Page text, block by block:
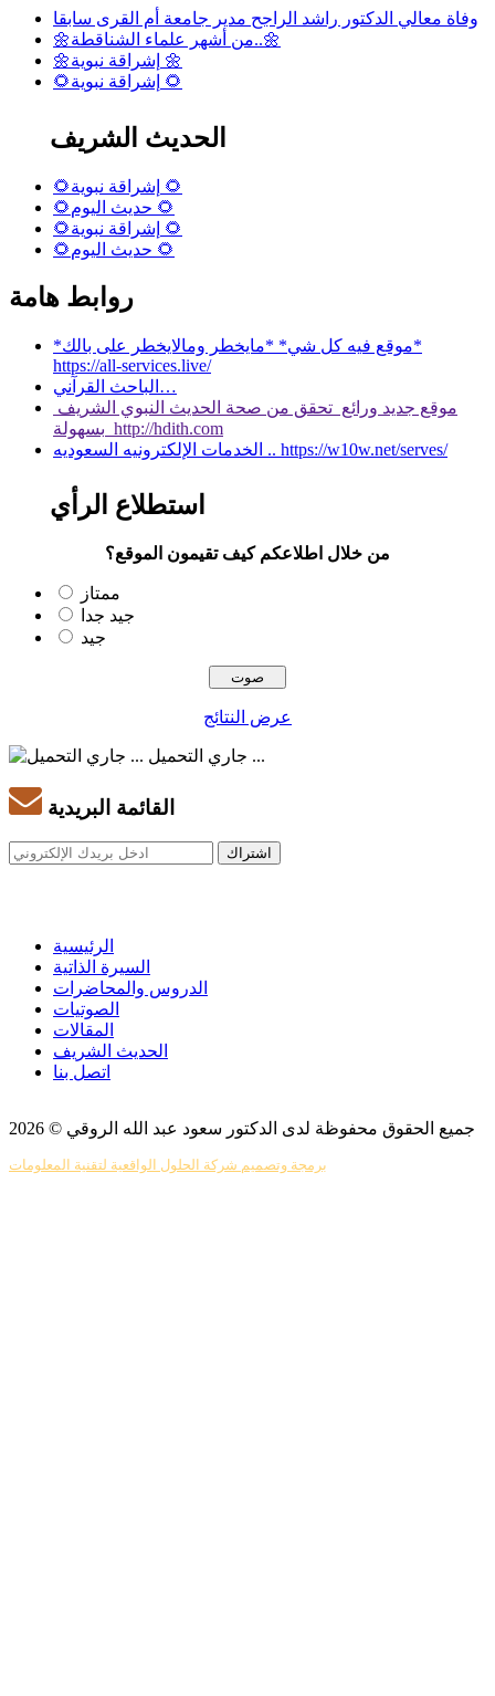
وفاة معالي الدكتور راشد الراجح مدير جامعة أم القرى سابقا
🌼من أشهر علماء الشناقطة..🌼
🌼إشراقة نبوية 🌼
🌻إشراقة نبوية 🌻
الحديث الشريف
🌻إشراقة نبوية 🌻
🌻حديث اليوم 🌻
🌻إشراقة نبوية 🌻
🌻حديث اليوم 🌻
روابط هامة
*موقع فيه كل شي* *مايخطر ومالايخطر على بالك*
https://all-services.live/
الباحث القرآني…
موقع جديد ورائع تحقق من صحة الحديث النبوي الشريف
بسهولة http://hdith.com
الخدمات الإلكترونيه السعوديه .. https://w10w.net/serves/
استطلاع الرأي
من خلال اطلاعكم كيف تقيمون الموقع؟
ممتاز
جيد جدا
جيد
عرض النتائج
جاري التحميل ...
القائمة البريدية
الرئيسية
السيرة الذاتية
الدروس والمحاضرات
الصوتيات
المقالات
الحديث الشريف
اتصل بنا
جميع الحقوق محفوظة لدى الدكتور سعود عبد الله الروقي © 2026
برمجة وتصميم شركة الحلول الواقعية لتقنية المعلومات